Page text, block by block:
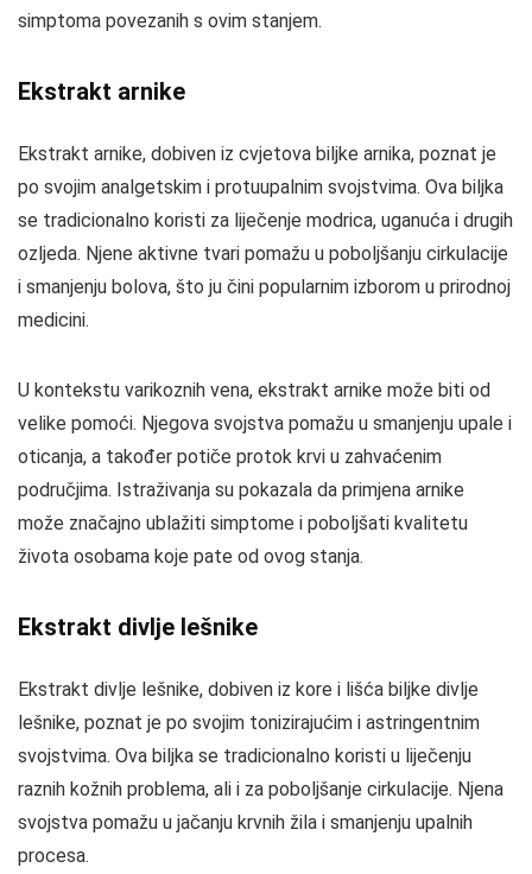
simptoma povezanih s ovim stanjem.
Ekstrakt arnike
Ekstrakt arnike, dobiven iz cvjetova biljke arnika, poznat je
po svojim analgetskim i protuupalnim svojstvima. Ova biljka
se tradicionalno koristi za liječenje modrica, uganuća i drugih
ozljeda. Njene aktivne tvari pomažu u poboljšanju cirkulacije
i smanjenju bolova, što ju čini popularnim izborom u prirodnoj
medicini.
U kontekstu varikoznih vena, ekstrakt arnike može biti od
velike pomoći. Njegova svojstva pomažu u smanjenju upale i
oticanja, a također potiče protok krvi u zahvaćenim
područjima. Istraživanja su pokazala da primjena arnike
može značajno ublažiti simptome i poboljšati kvalitetu
života osobama koje pate od ovog stanja.
Ekstrakt divlje lešnike
Ekstrakt divlje lešnike, dobiven iz kore i lišća biljke divlje
lešnike, poznat je po svojim tonizirajućim i astringentnim
svojstvima. Ova biljka se tradicionalno koristi u liječenju
raznih kožnih problema, ali i za poboljšanje cirkulacije. Njena
svojstva pomažu u jačanju krvnih žila i smanjenju upalnih
procesa.